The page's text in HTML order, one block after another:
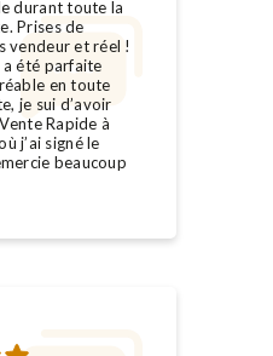
durant toute la
Prises de
vendeur et réel !
été parfaite
en toute
je sui d’avoir
Rapide à
j’ai signé le
beaucoup